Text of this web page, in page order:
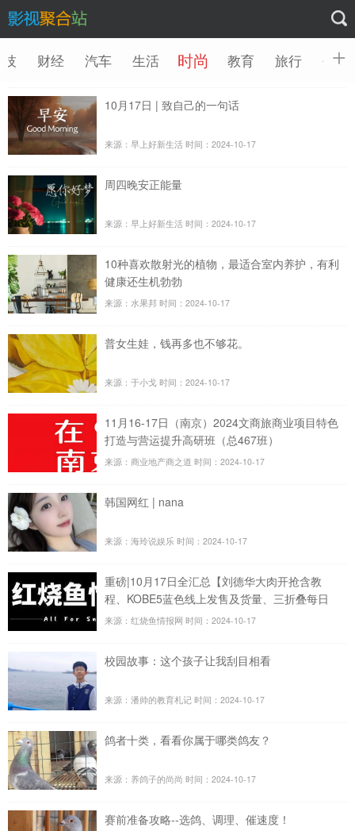
财经 汽车 生活 时尚 教育 旅行 创业
10月17日 | 致自己的一句话
来源：早上好新生活 时间：2024-10-17
周四晚安正能量
来源：早上好新生活 时间：2024-10-17
​10种喜欢散射光的植物，最适合室内养护，有利
健康还生机勃勃
来源：水果邦 时间：2024-10-17
普女生娃，钱再多也不够花。
来源：于小戈 时间：2024-10-17
11月16-17日（南京）2024文商旅商业项目特色
打造与营运提升高研班（总467班）
来源：商业地产商之道 时间：2024-10-17
韩国网红 | nana
来源：海玲说娱乐 时间：2024-10-17
重磅|10月17日全汇总【刘德华大肉开抢含教
程、KOBE5蓝色线上发售及货量、三折叠每日
抢购、飞天每日行情！】
来源：红烧鱼情报网 时间：2024-10-17
校园故事：这个孩子让我刮目相看
来源：潘帅的教育札记 时间：2024-10-17
鸽者十类，看看你属于哪类鸽友？
来源：养鸽子的尚尚 时间：2024-10-17
赛前准备攻略--选鸽、调理、催速度！